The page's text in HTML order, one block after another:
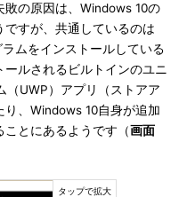
敗の原因は、Windows 10の
すが、共通しているのは
ムをインストールしている
ルされるビルトインのユニ
（UWP）アプリ（ストアア
、Windows 10自身が追加
とにあるようです（画面